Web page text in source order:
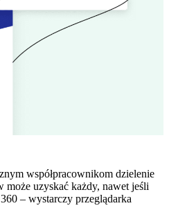
współpracownikom dzielenie
uzyskać każdy, nawet jeśli
– wystarczy przeglądarka